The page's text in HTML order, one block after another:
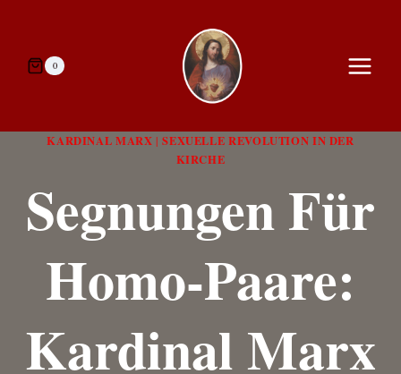
springen0
KARDINAL MARX |SEXUELLE REVOLUTION IN DER
KIRCHE
Segnungen Für
Homo-Paare:
Kardinal Marx